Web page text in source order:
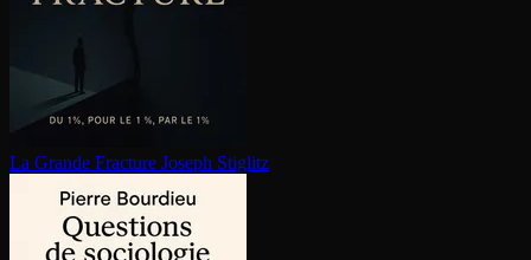
La Grande Fracture Joseph Stiglitz